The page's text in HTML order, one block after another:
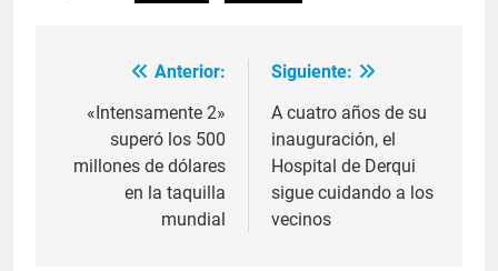
Anterior:
«Intensamente 2»
superó los 500
millones de dólares
en la taquilla
mundial
Siguiente:
A cuatro años de su
inauguración, el
Hospital de Derqui
sigue cuidando a los
vecinos